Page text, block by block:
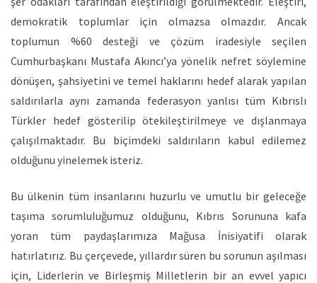
demokratik toplumlar için olmazsa olmazdır. Ancak
toplumun %60 desteği ve çözüm iradesiyle seçilen
Cumhurbaşkanı Mustafa Akıncı’ya yönelik nefret söylemine
dönüşen, şahsiyetini ve temel haklarını hedef alarak yapılan
saldırılarla aynı zamanda federasyon yanlısı tüm Kıbrıslı
Türkler hedef gösterilip ötekileştirilmeye ve dışlanmaya
çalışılmaktadır. Bu biçimdeki saldırıların kabul edilemez
olduğunu yinelemek isteriz.
Bu ülkenin tüm insanlarını huzurlu ve umutlu bir geleceğe
taşıma sorumluluğumuz olduğunu, Kıbrıs Sorununa kafa
yoran tüm paydaşlarımıza Mağusa İnisiyatifi olarak
hatırlatırız. Bu çerçevede, yıllardır süren bu sorunun aşılması
için, Liderlerin ve Birleşmiş Milletlerin bir an evvel yapıcı